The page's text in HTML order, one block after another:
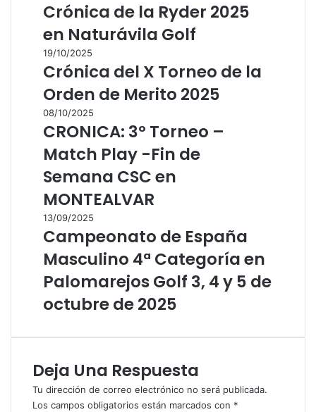
Crónica de la Ryder 2025
en Naturávila Golf
19/10/2025
Crónica del X Torneo de la
Orden de Merito 2025
08/10/2025
CRONICA: 3º Torneo –
Match Play -Fin de
Semana CSC en
MONTEALVAR
13/09/2025
Campeonato de España
Masculino 4ª Categoría en
Palomarejos Golf 3, 4 y 5 de
octubre de 2025
Deja Una Respuesta
Tu dirección de correo electrónico no será publicada.
Los campos obligatorios están marcados con *